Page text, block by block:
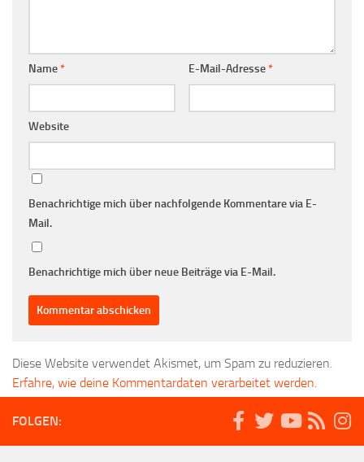
Name* E-Mail-Adresse*
Website
Benachrichtige mich über nachfolgende Kommentare via E-
Mail.
Benachrichtige mich über neue Beiträge via E-Mail.
Diese Website verwendet Akismet, um Spam zu reduzieren.
Erfahre, wie deine Kommentardaten verarbeitet werden.
FOLGEN: